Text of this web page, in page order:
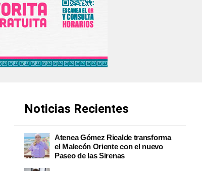
Noticias Recientes
Atenea Gómez Ricalde transforma
el Malecón Oriente con el nuevo
Paseo de las Sirenas